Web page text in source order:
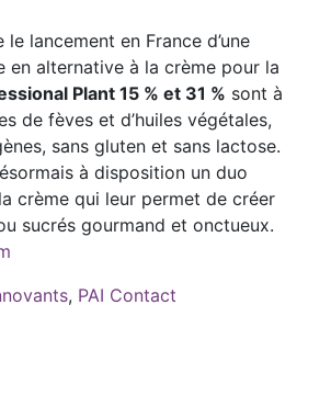
le lancement en France d’une
en alternative à la crème pour la
Plant 15 % et 31 % sont à
de fèves et d’huiles végétales,
sans gluten et sans lactose.
à disposition un duo
crème qui leur permet de créer
sucrés gourmand et onctueux.
, PAI Contact